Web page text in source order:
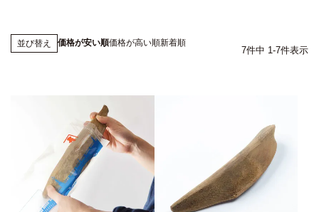
並び替え 価格が安い順価格が高い順新着順
7件中 1-7件表示